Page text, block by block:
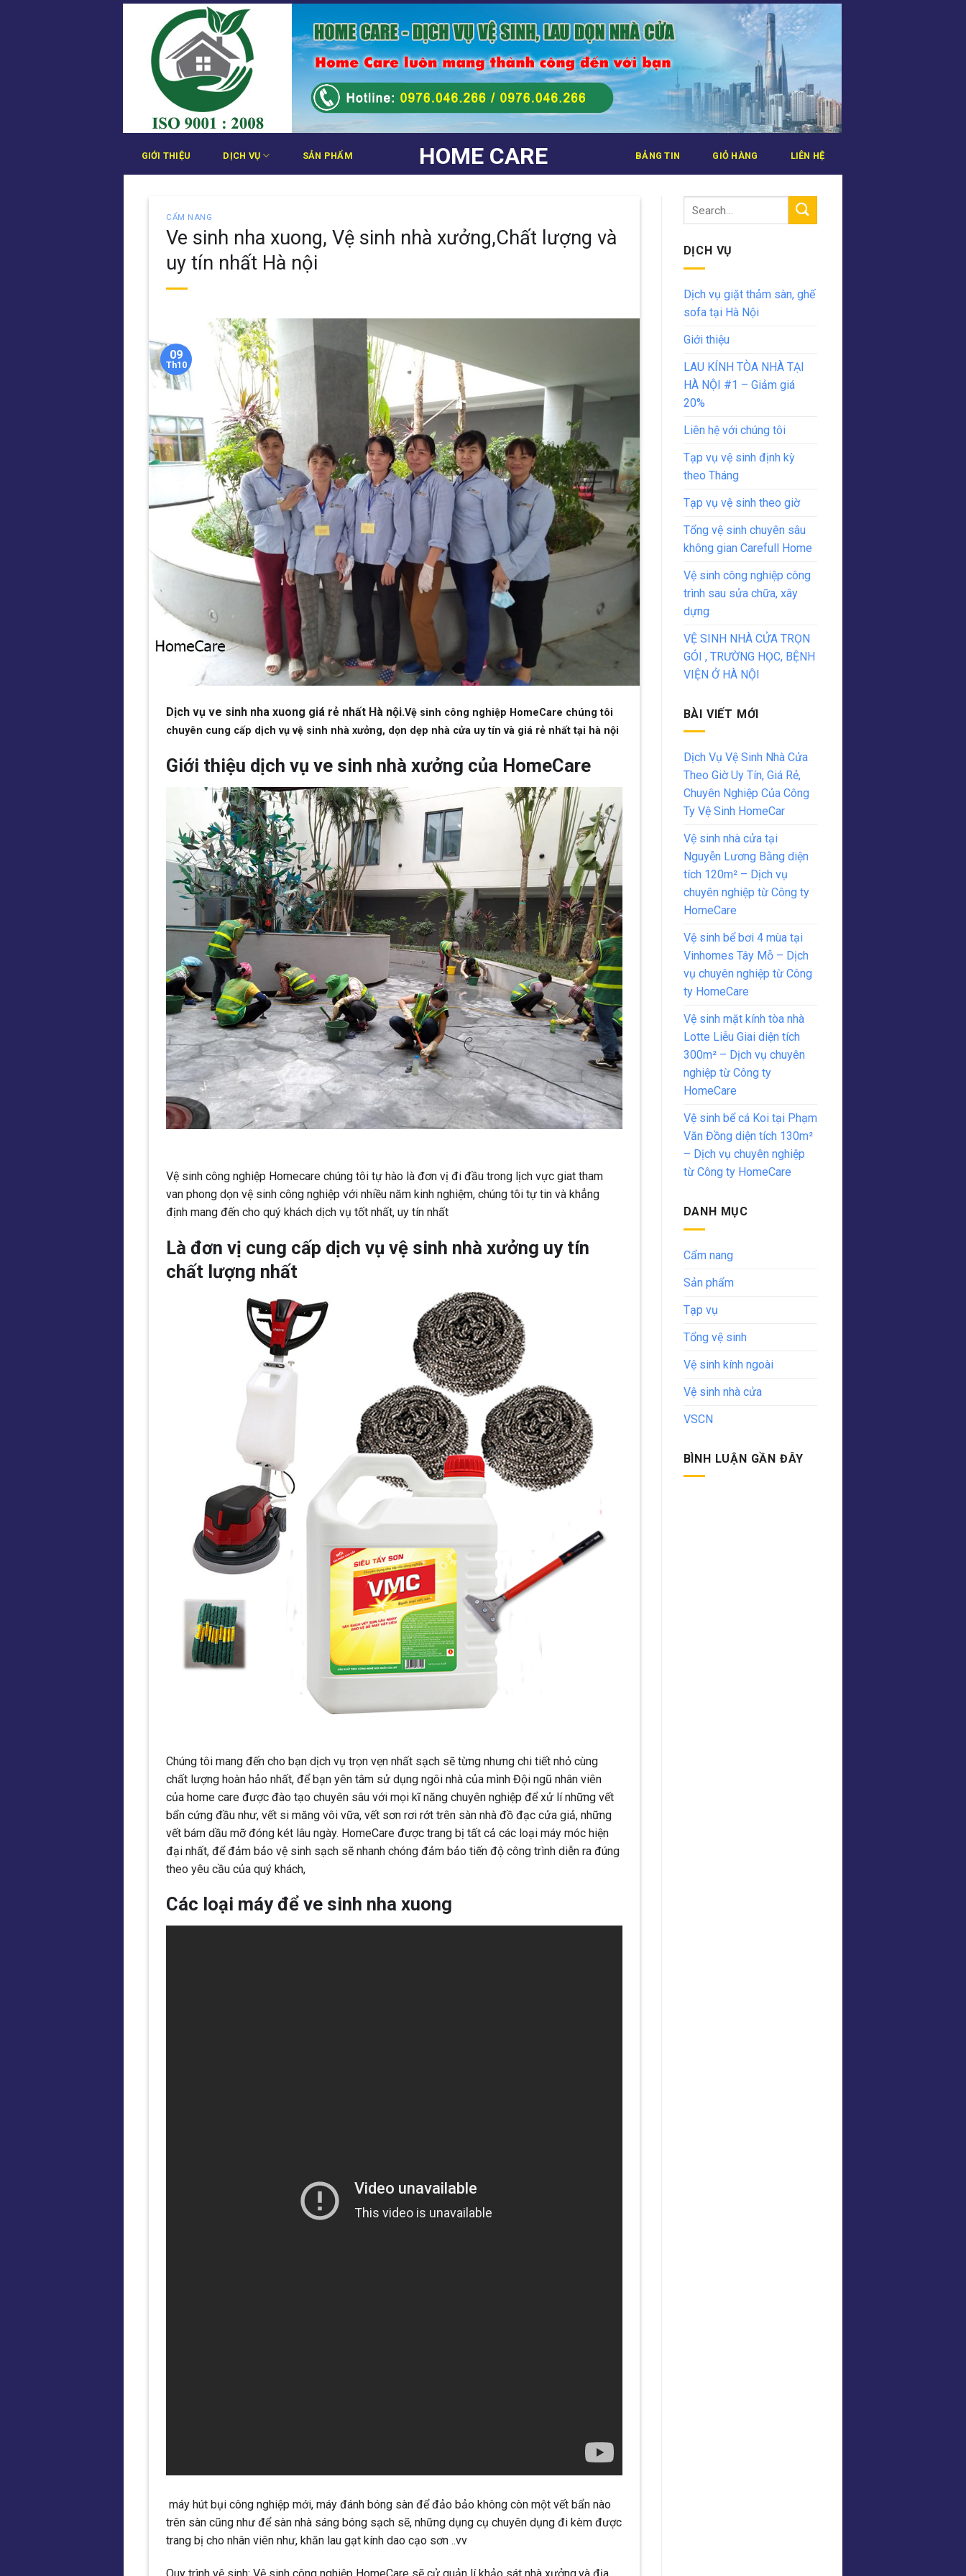
Bỏ
HOME CARE
GIỚI THIỆU DỊCH VỤ SẢN PHẨM BẢNG TIN GIỎ HÀNG LIÊN HỆ
CẨM NANG
Ve sinh nha xuong, Vệ sinh nhà xưởng,Chất lượng và
uy tín nhất Hà nội
09
Th10
Dịch vụ ve sinh nha xuong giá rẻ nhất Hà nội.Vệ sinh công nghiệp HomeCare chúng tôi
chuyên cung cấp dịch vụ vệ sinh nhà xưởng, dọn dẹp nhà cửa uy tín và giá rẻ nhất tại hà nội
Giới thiệu dịch vụ ve sinh nhà xưởng của HomeCare
Vệ sinh công nghiệp Homecare chúng tôi tự hào là đơn vị đi đầu trong lịch vực giat tham
van phong dọn vệ sinh công nghiệp với nhiều năm kinh nghiệm, chúng tôi tự tin và khẳng
định mang đến cho quý khách dịch vụ tốt nhất, uy tín nhất
Là đơn vị cung cấp dịch vụ vệ sinh nhà xưởng uy tín
chất lượng nhất
Chúng tôi mang đến cho bạn dịch vụ trọn vẹn nhất sạch sẽ từng nhưng chi tiết nhỏ cùng
chất lượng hoàn hảo nhất, để bạn yên tâm sử dụng ngôi nhà của mình Đội ngũ nhân viên
của home care được đào tạo chuyên sâu với mọi kĩ năng chuyên nghiệp để xử lí những vết
bẩn cứng đầu như, vết si măng vôi vữa, vết sơn rơi rớt trên sàn nhà đồ đạc cửa giả, những
vết bám dầu mỡ đóng két lâu ngày. HomeCare được trang bị tất cả các loại máy móc hiện
đại nhất, để đảm bảo vệ sinh sạch sẽ nhanh chóng đảm bảo tiến độ công trình diễn ra đúng
theo yêu cầu của quý khách,
Các loại máy để ve sinh nha xuong
máy hút bụi công nghiệp mới, máy đánh bóng sàn để đảo bảo không còn một vết bẩn nào
trên sàn cũng như để sàn nhà sáng bóng sạch sẽ, những dụng cụ chuyên dụng đi kèm được
trang bị cho nhân viên như, khăn lau gạt kính dao cạo sơn ..vv
DỊCH VỤ
Dịch vụ giặt thảm sàn, ghế
sofa tại Hà Nội
Giới thiệu
LAU KÍNH TÒA NHÀ TẠI
HÀ NỘI #1 – Giảm giá
20%
Liên hệ với chúng tôi
Tạp vụ vệ sinh định kỳ
theo Tháng
Tạp vụ vệ sinh theo giờ
Tổng vệ sinh chuyên sâu
không gian Carefull Home
Vệ sinh công nghiệp công
trình sau sửa chữa, xây
dựng
VỆ SINH NHÀ CỬA TRỌN
GÓI , TRƯỜNG HỌC, BỆNH
VIỆN Ở HÀ NỘI
BÀI VIẾT MỚI
Dịch Vụ Vệ Sinh Nhà Cửa
Theo Giờ Uy Tín, Giá Rẻ,
Chuyên Nghiệp Của Công
Ty Vệ Sinh HomeCar
Vệ sinh nhà cửa tại
Nguyễn Lương Bằng diện
tích 120m² – Dịch vụ
chuyên nghiệp từ Công ty
HomeCare
Vệ sinh bể bơi 4 mùa tại
Vinhomes Tây Mỗ – Dịch
vụ chuyên nghiệp từ Công
ty HomeCare
Vệ sinh mặt kính tòa nhà
Lotte Liễu Giai diện tích
300m² – Dịch vụ chuyên
nghiệp từ Công ty
HomeCare
Vệ sinh bể cá Koi tại Phạm
Văn Đồng diện tích 130m²
– Dịch vụ chuyên nghiệp
từ Công ty HomeCare
DANH MỤC
Cẩm nang
Sản phẩm
Tạp vụ
Tổng vệ sinh
Vệ sinh kính ngoài
Vệ sinh nhà cửa
VSCN
BÌNH LUẬN GẦN ĐÂY